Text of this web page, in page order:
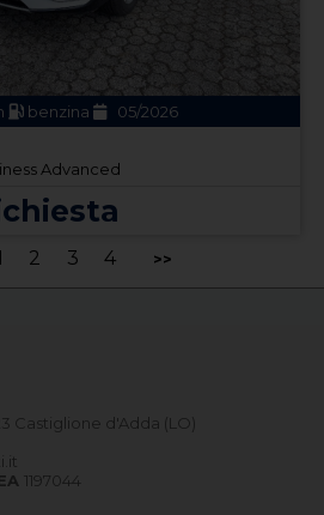
benzina 05/2026
Advanced
2 3 4 >>
Castiglione d'Adda (LO)
1197044